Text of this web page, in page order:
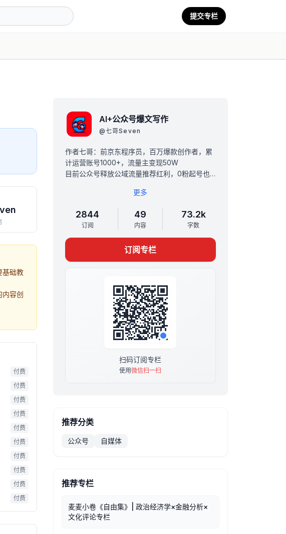
提交专栏
基础教
内容创
付费
付费
付费
付费
付费
付费
付费
付费
付费
付费
AI+公众号爆文写作
@七哥Seven
作者七哥：前京东程序员，百万爆款创作者，累
计运营账号1000+，流量主变现50W
目前公众号释放公域流量推荐红利，0粉起号也
专栏包含公众号开通、如何寻找低粉爆款对标、
AI提示词、AI写作、公众号运营变现、涨粉、常
见问答等干货内容。
原价299，现价19.9终身买断，即将涨价，承诺
福利：AI爆文交流群，订阅后，加微信
群，一个氛围良好的社群对于新人拿到结果非常
更多
2844
订阅
49
内容
73.2k
字数
订阅专栏
扫码订阅专栏
使用微信扫一扫
推荐分类
公众号 自媒体
推荐专栏
麦麦小卷《自由集》| 政治经济学×金融分析×
文化评论专栏